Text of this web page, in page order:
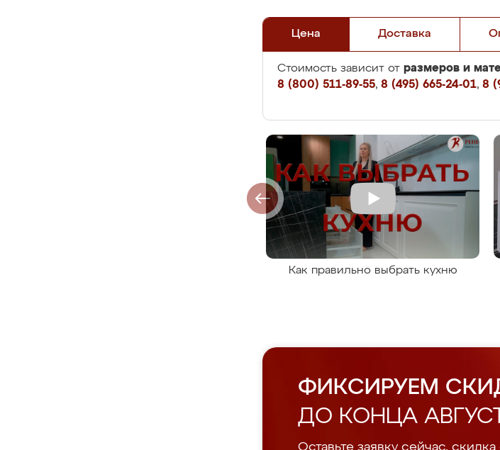
Цена Доставка
Стоимость зависит от размеров и
8 (800) 511-89-55, 8 (495) 665-24-01, 8
Как правильно выбрать кухню
ФИКСИРУЕМ
ДО КОНЦА
Оставьте заявку сейчас, скидка